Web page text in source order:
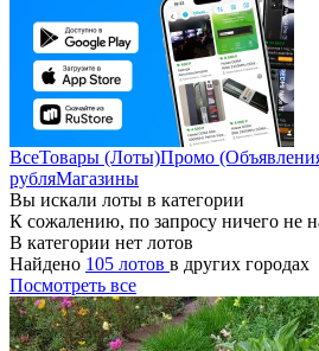
ВсеТовары (Лоты)Промо
рубляМагазины
Вы искали лоты в категории
К сожалению, по запросу ничего не
В категории нет лотов
Найдено 105 лотов в других городах
Посмотреть все